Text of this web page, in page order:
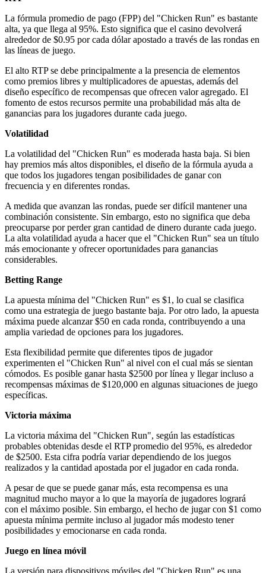
La fórmula promedio de pago (FPP) del "Chicken Run" es bastante
alta, ya que llega al 95%. Esto significa que el casino devolverá
alrededor de $0.95 por cada dólar apostado a través de las rondas en
las líneas de juego.
El alto RTP se debe principalmente a la presencia de elementos
como premios libres y multiplicadores de apuestas, además del
diseño específico de recompensas que ofrecen valor agregado. El
fomento de estos recursos permite una probabilidad más alta de
ganancias para los jugadores durante cada juego.
Volatilidad
La volatilidad del "Chicken Run" es moderada hasta baja. Si bien
hay premios más altos disponibles, el diseño de la fórmula ayuda a
que todos los jugadores tengan posibilidades de ganar con
frecuencia y en diferentes rondas.
A medida que avanzan las rondas, puede ser difícil mantener una
combinación consistente. Sin embargo, esto no significa que deba
preocuparse por perder gran cantidad de dinero durante cada juego.
La alta volatilidad ayuda a hacer que el "Chicken Run" sea un título
más emocionante y ofrecer oportunidades para ganancias
considerables.
Betting Range
La apuesta mínima del "Chicken Run" es $1, lo cual se clasifica
como una estrategia de juego bastante baja. Por otro lado, la apuesta
máxima puede alcanzar $50 en cada ronda, contribuyendo a una
amplia variedad de opciones para los jugadores.
Esta flexibilidad permite que diferentes tipos de jugador
experimenten el "Chicken Run" al nivel con el cual más se sientan
cómodos. Es posible ganar hasta $2500 por línea y llegar incluso a
recompensas máximas de $120,000 en algunas situaciones de juego
específicas.
Victoria máxima
La victoria máxima del "Chicken Run", según las estadísticas
probables obtenidas desde el RTP promedio del 95%, es alrededor
de $2500. Esta cifra podría variar dependiendo de los juegos
realizados y la cantidad apostada por el jugador en cada ronda.
A pesar de que se puede ganar más, esta recompensa es una
magnitud mucho mayor a lo que la mayoría de jugadores logrará
con el máximo posible. Sin embargo, el hecho de jugar con $1 como
apuesta mínima permite incluso al jugador más modesto tener
posibilidades y emocionarse en cada ronda.
Juego en línea móvil
La versión para dispositivos móviles del "Chicken Run" es una